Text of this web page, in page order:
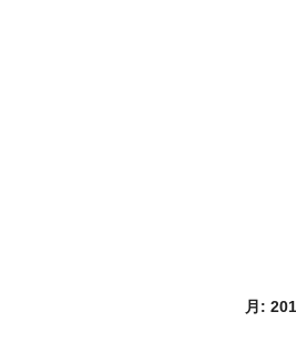
月: